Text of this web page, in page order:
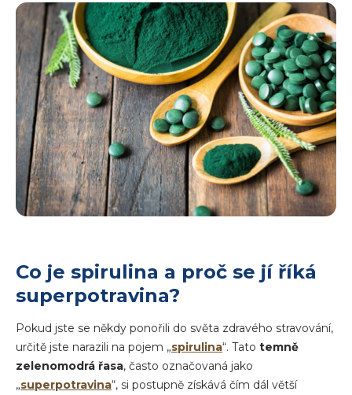
Co je spirulina a proč se jí říká
superpotravina?
Pokud jste se někdy ponořili do světa zdravého stravování,
určitě jste narazili na pojem „spirulina“. Tato temně
zelenomodrá řasa, často označovaná jako
„superpotravina“, si postupně získává čím dál větší